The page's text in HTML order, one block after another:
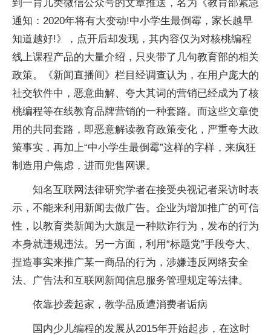
到一育儿类微信公众号的文章推送，名为《教育部紧急
通知：2020年将有大变动!中小学生最倒霉，家长越早
知道越好!》，点开后却发现，其内容仅为对核桃编程
线上课程产品的大量介绍，只夹带了几句教育部的相关
政策。《新闻直播间》栏目经调查认为，在用户庞大的
社交软件中，恶意曲解、夸大其词的营销已经成为了核
桃编程等在线教育品牌营销的一种套路。而这些文章使
用的共同套路，即恶意解读教育政策变化，严重夸大政
策事实，再加上“中小学生最倒霉”这样的字样，来疯狂
制造用户焦虑，进而兜售网课。
知名互联网法律研究学者在接受央视记者采访时表
示，不能来利用新闻去做广告。企业为增加推广的可信
性，以教育类新闻为大旗是一种欺诈行为，发布的行为
本身就违规违法。另一方面，利用“标题党”手段夸大、
捏造事实来推广某一商品的行为，涉嫌违反网络安全
法、广告法和互联网新闻信息服务管理规定等法律。
依靠抄袭起家，教学品质遭消费者诟病
国内少儿编程的发展从2015年开始起步，在这时